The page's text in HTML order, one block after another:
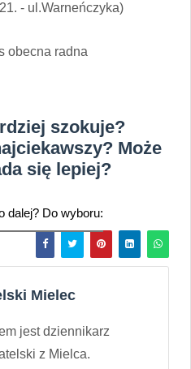
- ul.Warneńczyka)
obecna radna
szokuje?
Może
się lepiej?
dalej? Do wyboru:
Mielec
jest dziennikarz
z Mielca.